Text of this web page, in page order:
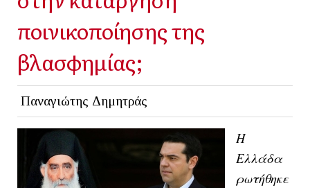
ποινικοποίησης της
βλασφημίας;
Παναγιώτης Δημητράς
Η
Ελλάδα
ρωτήθηκε